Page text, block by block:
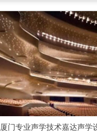
厦门专业声学技术嘉达声学